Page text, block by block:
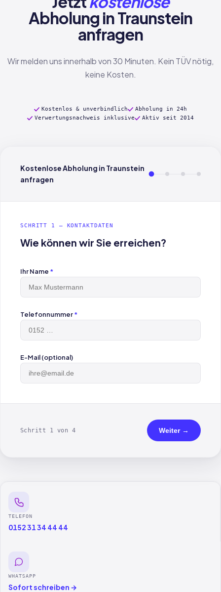
Abholung in Traunstein
anfragen
Wir melden uns innerhalb von 30 Minuten. Kein TÜV nötig,
keine Kosten.
Kostenlos & unverbindlich
Abholung in 24h
Verwertungsnachweis inklusive
Aktiv seit 2014
Kostenlose Abholung in Traunstein
anfragen
SCHRITT 1 — KONTAKTDATEN
Wie können wir Sie erreichen?
Ihr Name *
Telefonnummer*
E-Mail (optional)
Schritt 1 von 4 Weiter →
TELEFON
0152 31 34 44 44
WHATSAPP
Sofort schreiben →